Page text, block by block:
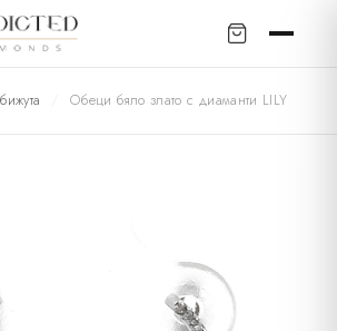
Обеци бяло злато с диаманти LILY